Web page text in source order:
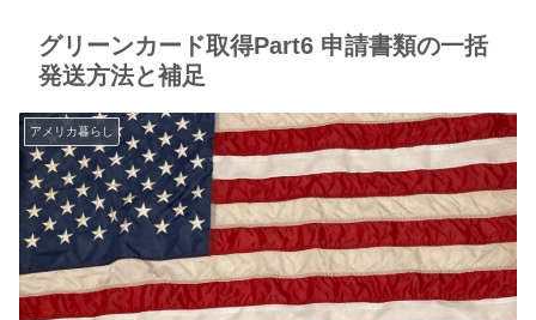
グリーンカード取得Part6 申請書類の一括
発送方法と補足
アメリカ暮らし